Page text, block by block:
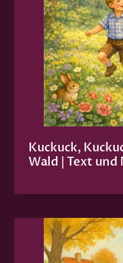
Kuckuck,
Wald | Text und